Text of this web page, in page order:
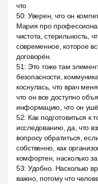
что
50: Уверен, что он
Мария про
чистота, стерильность,
современное, которое
договорён.
51: Это тоже там
безопасности,
коснулась, что врач
что он все доступно
информацию, что он
52: Как подготовиться к
исследованию, да, что
вопросу обратиться,
собственно, как
комфортен, насколько
53: Удобно. Насколько
важно, потому что